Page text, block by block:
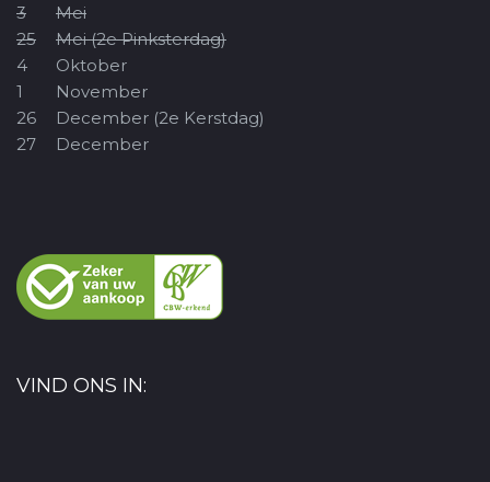
3
Mei
25
Mei (2e Pinksterdag)
4
Oktober
1
November
26
December (2e Kerstdag)
27
December
VIND ONS IN: